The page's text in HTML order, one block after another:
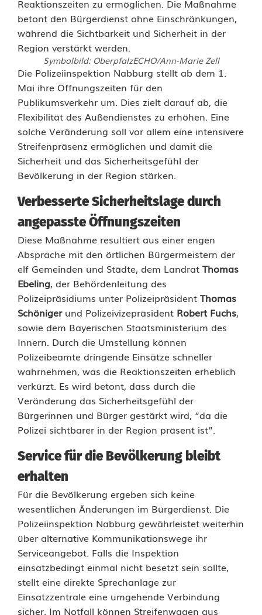
Symbolbild: OberpfalzECHO/Ann-Marie Zell
N
a
b
b
u
g
s
P
o
l
i
z
e
i
p
a
s
s
t
P
u
b
l
i
Die Polizeiinspektion Nabburg stellt ab dem 1.
Mai ihre Öffnungszeiten für den
Publikumsverkehr um. Dies zielt darauf ab, die
Flexibilität des Außendienstes zu erhöhen. Eine
solche Veränderung soll vor allem eine intensivere
Streifenpräsenz ermöglichen und damit die
Sicherheit und das Sicherheitsgefühl der
Bevölkerung in der Region stärken.
Verbesserte Sicherheitslage durch
angepasste Öffnungszeiten
Diese Maßnahme resultiert aus einer engen
Absprache mit den örtlichen Bürgermeistern der
elf Gemeinden und Städte, dem Landrat Thomas
Ebeling, der Behördenleitung des
Polizeipräsidiums unter Polizeipräsident Thomas
Schönigerund Polizeivizepräsident Robert Fuchs,
sowie dem Bayerischen Staatsministerium des
Innern. Durch die Umstellung können
Polizeibeamte dringende Einsätze schneller
wahrnehmen, was die Reaktionszeiten erheblich
verkürzt. Es wird betont, dass durch die
Veränderung das Sicherheitsgefühl der
Bürgerinnen und Bürger gestärkt wird, “da die
Polizei sichtbarer in der Region präsent ist”.
Service für die Bevölkerung bleibt
erhalten
Für die Bevölkerung ergeben sich keine
wesentlichen Änderungen im Bürgerdienst. Die
Polizeiinspektion Nabburg gewährleistet weiterhin
über alternative Kommunikationswege ihr
Serviceangebot. Falls die Inspektion
einsatzbedingt einmal nicht besetzt sein sollte,
stellt eine direkte Sprechanlage zur
Einsatzzentrale eine umgehende Verbindung
sicher. Im Notfall können Streifenwagen aus